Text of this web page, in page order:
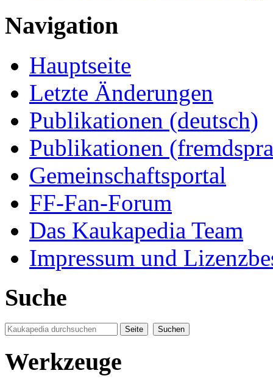
Navigation
Hauptseite
Letzte Änderungen
Publikationen (deutsch)
Publikationen
Gemeinschaftsportal
FF-Fan-Forum
Das Kaukapedia Team
Impressum und
Suche
Werkzeuge